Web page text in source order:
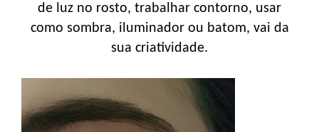
de luz no rosto, trabalhar contorno, usar
como sombra, iluminador ou batom, vai da
sua criatividade.